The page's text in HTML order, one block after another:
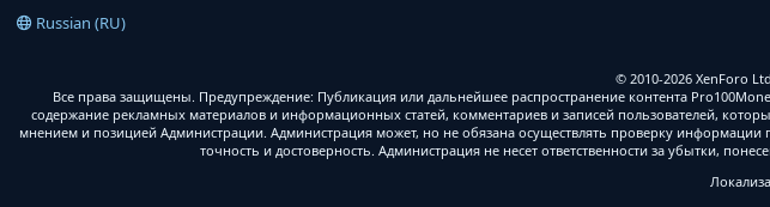
Russian (RU)
© 2010-2026 XenForo Ltd
Все права защищены. Предупреждение: Публикация или дальнейшее распространение контента
содержание рекламных материалов и информационных статей, комментариев и записей пользователей,
мнением и позицией Администрации. Администрация может, но не обязана осуществлять проверку информации
точность и достоверность. Администрация не несет ответственности за убытки,